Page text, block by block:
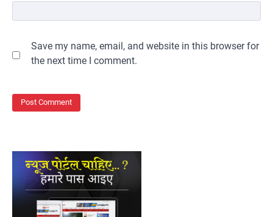
Save my name, email, and website in this browser for
the next time I comment.